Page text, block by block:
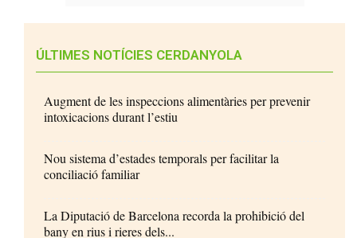
ÚLTIMES NOTÍCIES CERDANYOLA
Augment de les inspeccions alimentàries per prevenir
intoxicacions durant l’estiu
Nou sistema d’estades temporals per facilitar la
conciliació familiar
La Diputació de Barcelona recorda la prohibició del
bany en rius i rieres dels...